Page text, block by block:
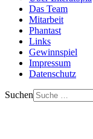
Das Team
Mitarbeit
Phantast
Links
Gewinnspiel
Impressum
Datenschutz
Suchen